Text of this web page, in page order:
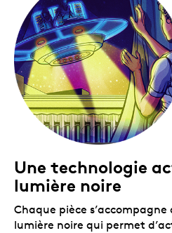
Une technologie
lumière noire
Chaque pièce
lumière noire qui permet